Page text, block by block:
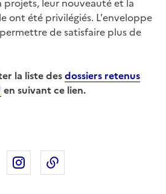
ont été privilégiés. L'enveloppe
de satisfaire plus de
la liste desdossiers retenus
en suivant ce lien.
sur X
Partager sur Linkedin
Partager sur Instagram